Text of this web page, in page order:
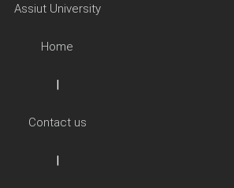
Assiut University
Home
|
Contact us
|